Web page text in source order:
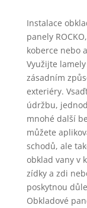
Instalace
panely
koberce nebo
Využijte
zásadním
exteriéry.
údržbu,
mnohé další
můžete
schodů, ale
obklad vany v
zídky a zdi
poskytnou
Obkladové